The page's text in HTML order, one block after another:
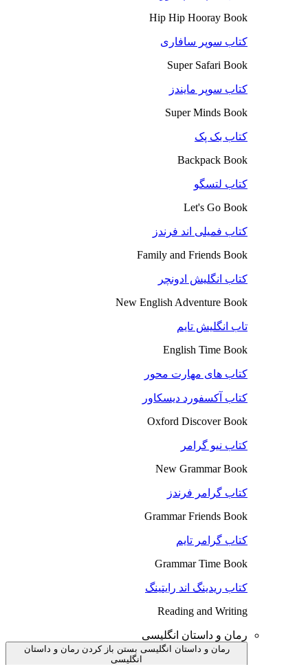
Hip Hip Hooray Book
کتاب سوپر سافاری
Super Safari Book
کتاب سوپر مایندز
Super Minds Book
کتاب بک پک
Backpack Book
کتاب لتسگو
Let's Go Book
کتاب فمیلی اند فرندز
Family and Friends Book
کتاب انگلیش ادونچر
New English Adventure Book
تاب انگلیش تایم
English Time Book
کتاب های مهارت محور
کتاب آکسفورد دیسکاور
Oxford Discover Book
کتاب نیو گرامر
New Grammar Book
کتاب گرامر فرندز
Grammar Friends Book
کتاب گرامر تایم
Grammar Time Book
کتاب ریدینگ اند رایتینگ
Reading and Writing
رمان و داستان انگلیسی
رمان و داستان انگلیسی بستن باز کردن رمان و داستان
انگلیسی